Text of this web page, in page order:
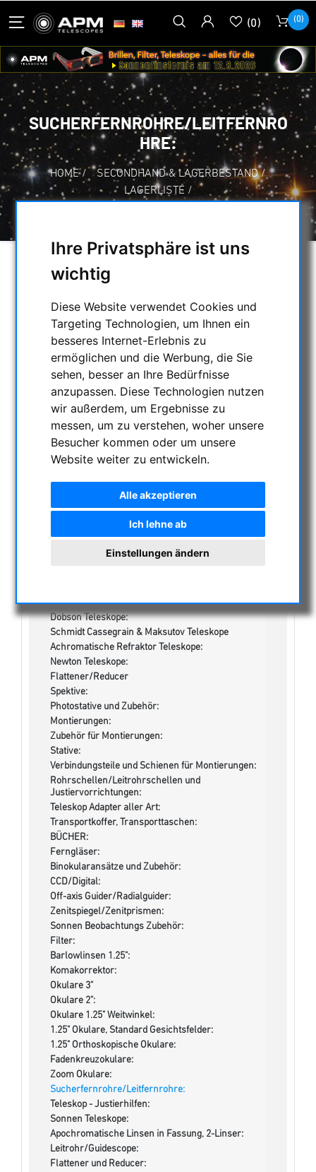
Ihre Privatsphäre ist uns
wichtig
Diese Website verwendet Cookies und
Targeting Technologien, um Ihnen ein
besseres Internet-Erlebnis zu
ermöglichen und die Werbung, die Sie
sehen, besser an Ihre Bedürfnisse
anzupassen. Diese Technologien nutzen
wir außerdem, um Ergebnisse zu
messen, um zu verstehen, woher unsere
Besucher kommen oder um unsere
Website weiter zu entwickeln.
Alle akzeptieren
Ich lehne ab
Einstellungen ändern
(0) (0)
SUCHERFERNROHRE/LEITFERNRO
HRE:
HOME / SECONDHAND & LAGERBESTAND /
LAGERLISTE /
AUSWAHL
KATEGORIEN
NACHTSICHTGERÄTE , WÄRMEKAMERAS &
ENTFERNUNGSMESSER
AKTUELLE ANGEBOTE
ASTROPROFESSIONAL TELESCOPES
SECONDHAND & LAGERBESTAND
Lagerliste
Einzeloptiken & Bauteile:
Achromatische Refraktoren, opt. Tubus:
Apochromatische Refraktoren, 3-Linser, opt. Tuben:
Newton / Maksutov-Newton , opt. Tuben:
Dobson Teleskope:
Schmidt Cassegrain & Maksutov Teleskope
Achromatische Refraktor Teleskope:
Newton Teleskope:
Flattener/Reducer
Spektive:
Photostative und Zubehör:
Montierungen:
Zubehör für Montierungen:
Stative:
Verbindungsteile und Schienen für Montierungen:
Rohrschellen/Leitrohrschellen und
Justiervorrichtungen:
Teleskop Adapter aller Art:
Transportkoffer, Transporttaschen:
BÜCHER:
Ferngläser:
Binokularansätze und Zubehör:
CCD/Digital:
Off-axis Guider/Radialguider:
Zenitspiegel/Zenitprismen:
Sonnen Beobachtungs Zubehör:
Filter:
Barlowlinsen 1.25":
Komakorrektor:
Okulare 3"
Okulare 2":
Okulare 1.25" Weitwinkel:
1.25" Okulare, Standard Gesichtsfelder:
1.25" Orthoskopische Okulare:
Fadenkreuzokulare:
Zoom Okulare:
Sucherfernrohre/Leitfernrohre:
Teleskop - Justierhilfen:
Sonnen Teleskope:
Apochromatische Linsen in Fassung, 2-Linser:
Leitrohr/Guidescope:
Flattener und Reducer: